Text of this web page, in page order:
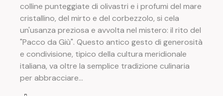
colline punteggiate di olivastri e i profumi del mare
cristallino, del mirto e del corbezzolo, si cela
un'usanza preziosa e avvolta nel mistero: il rito del
"Pacco da Giù". Questo antico gesto di generosità
e condivisione, tipico della cultura meridionale
italiana, va oltre la semplice tradizione culinaria
per abbracciare…